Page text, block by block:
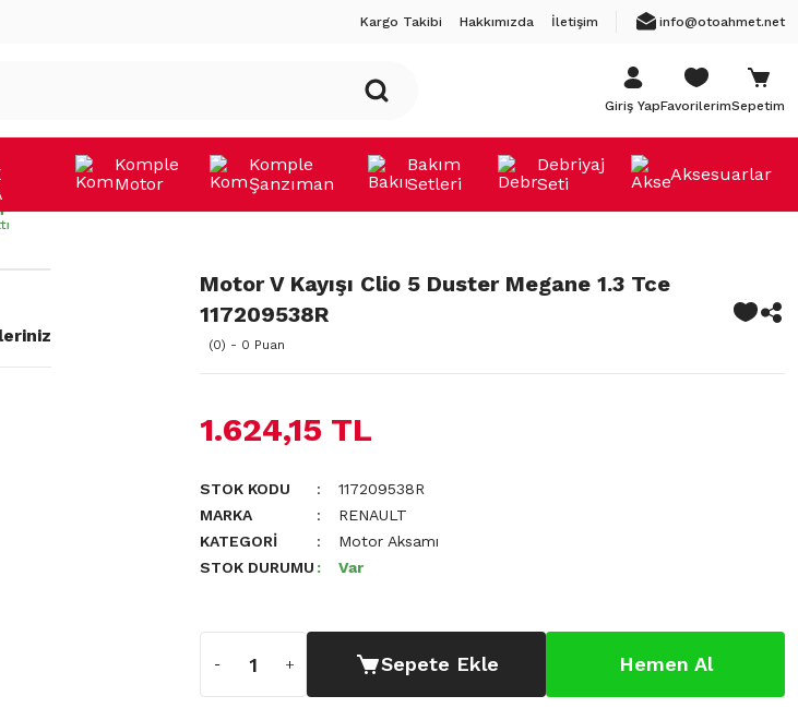
Kargo Takibi Hakkımızda İletişim info@otoahmet.net
Giriş YapFavorilerimSepetim
Komple
Motor
Komple
Şanzıman
Bakım
Setleri
Debriyaj
Seti
Aksesuarlar
Motor V Kayışı Clio 5 Duster Megane 1.3 Tce
117209538R
(0) - 0 Puan
1.624,15 TL
STOK KODU
117209538R
MARKA
RENAULT
KATEGORI
Motor Aksamı
STOK DURUMU
Var
Sepete Ekle Hemen Al